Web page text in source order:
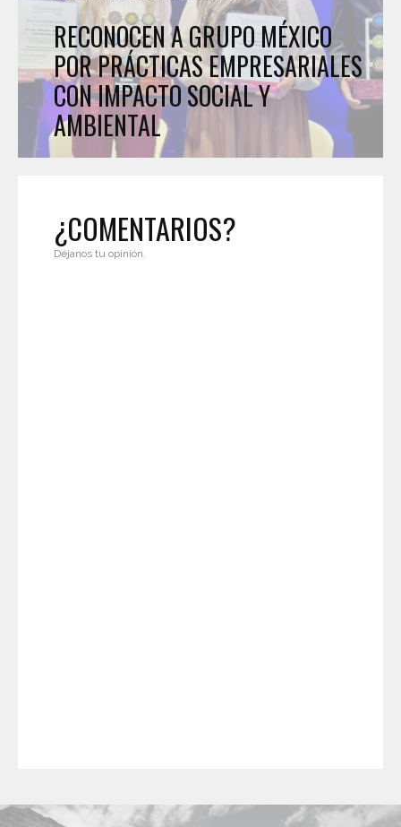
RECONOCEN A GRUPO MÉXICO
POR PRÁCTICAS EMPRESARIALES
CON IMPACTO SOCIAL Y
AMBIENTAL
¿COMENTARIOS?
Déjanos tu opinión.